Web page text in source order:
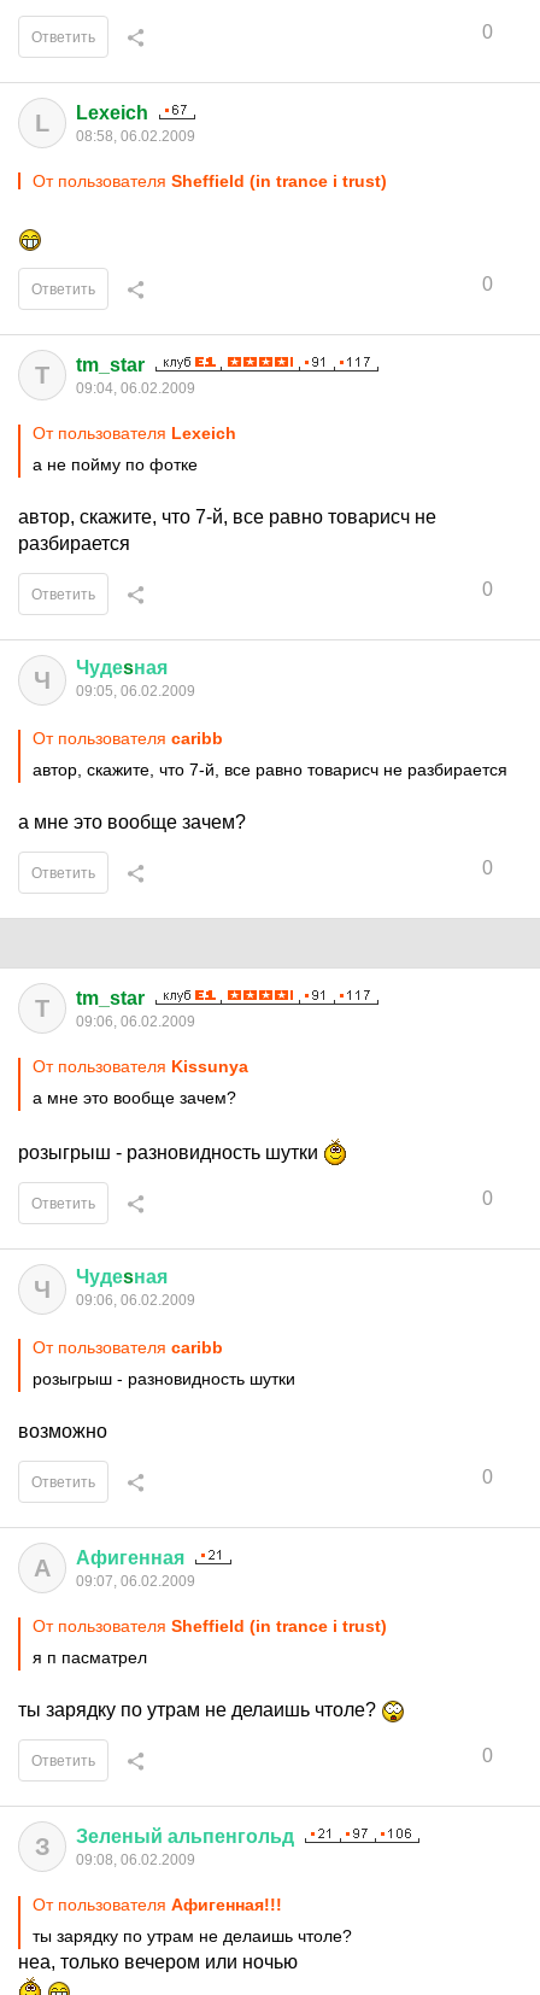
0
Ответить
L Lexeich
08:58, 06.02.2009
От пользователя Sheffield (in trance i trust)
0
Ответить
T tm_star
09:04, 06.02.2009
От пользователя Lexeich
а не пойму по фотке
автор, скажите, что 7-й, все равно товарисч не
разбирается
0
Ответить
Ч Чудеsная
09:05, 06.02.2009
От пользователя caribb
автор, скажите, что 7-й, все равно товарисч не разбирается
а мне это вообще зачем?
0
Ответить
T tm_star
09:06, 06.02.2009
От пользователя Kissunya
а мне это вообще зачем?
розыгрыш - разновидность шутки
0
Ответить
Ч Чудеsная
09:06, 06.02.2009
От пользователя caribb
розыгрыш - разновидность шутки
возможно
0
Ответить
А Афигенная
09:07, 06.02.2009
От пользователя Sheffield (in trance i trust)
я п пасматрел
ты зарядку по утрам не делаишь чтоле?
0
Ответить
З Зеленый альпенгольд
09:08, 06.02.2009
От пользователя Афигенная!!!
ты зарядку по утрам не делаишь чтоле?
неа, только вечером или ночью